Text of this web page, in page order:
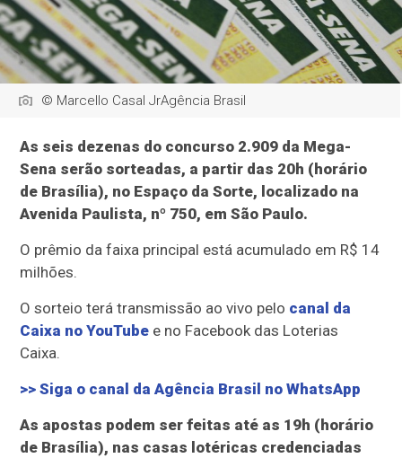
© Marcello Casal JrAgência Brasil
As seis dezenas do concurso 2.909 da Mega-
Sena serão sorteadas, a partir das 20h (horário
de Brasília), no Espaço da Sorte, localizado na
Avenida Paulista, nº 750, em São Paulo.
O prêmio da faixa principal está acumulado em R$ 14
milhões.
O sorteio terá transmissão ao vivo pelo canal da
Caixa no YouTube e no Facebook das Loterias
Caixa.
>> Siga o canal da Agência Brasil no WhatsApp
As apostas podem ser feitas até as 19h (horário
de Brasília), nas casas lotéricas credenciadas